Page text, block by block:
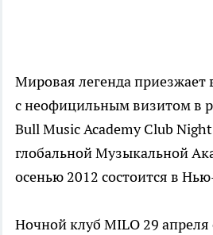
Мировая легенда
с неофицильным визитом в
Bull Music Academy Club
глобальной Музыкальной
осенью 2012 состоится в
Ночной клуб MILO 29